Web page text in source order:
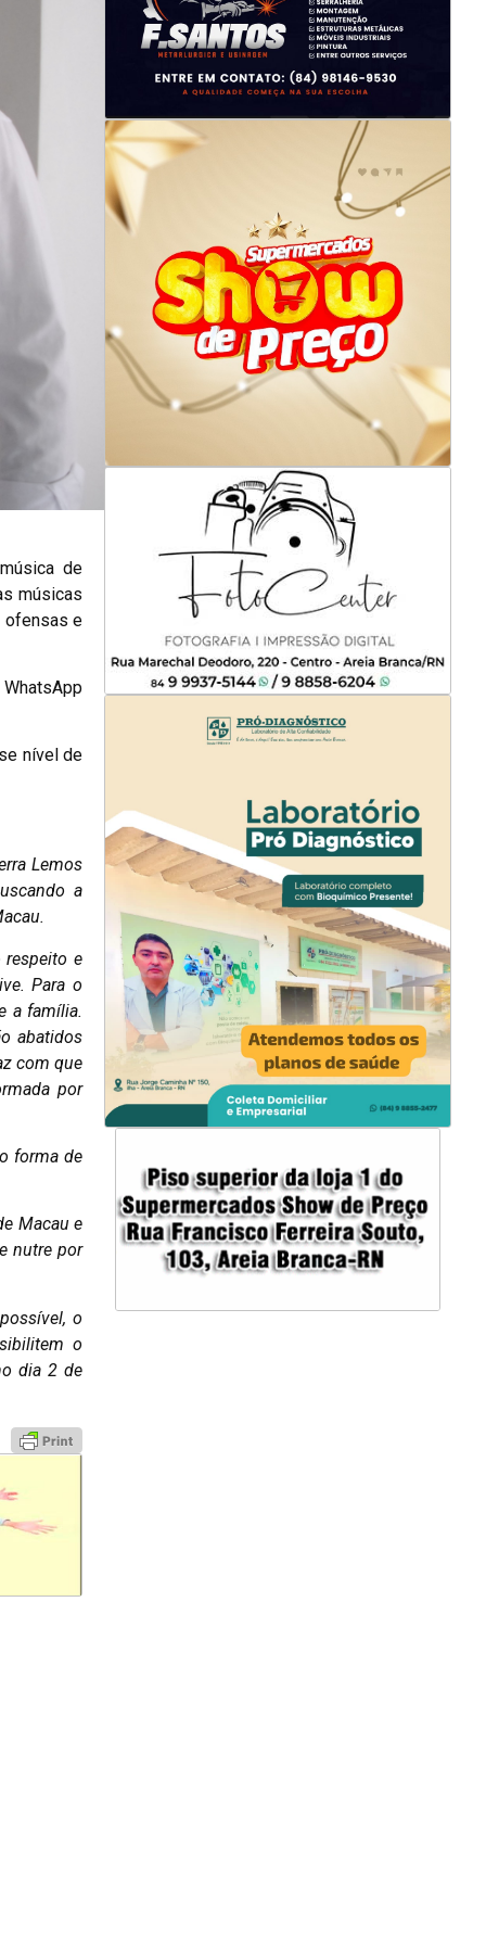
de
músicas
ofensas e
nível de
Lemos
a
respeito e
Para o
a família.
abatidos
com que
por
forma de
Macau e
nutre por
o
o
dia 2 de